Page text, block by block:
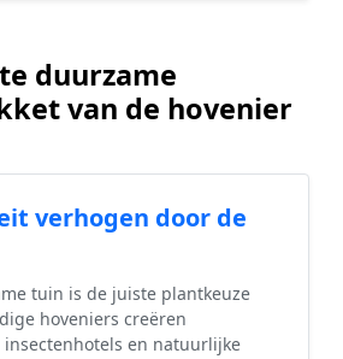
duurzame
van de hovenier
verhogen door de
tuin is de juiste plantkeuze
hoveniers creëren
insectenhotels en natuurlijke